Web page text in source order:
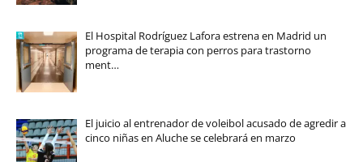
El Hospital Rodríguez Lafora estrena en Madrid un
programa de terapia con perros para trastorno
ment…
El juicio al entrenador de voleibol acusado de agredir a
cinco niñas en Aluche se celebrará en marzo